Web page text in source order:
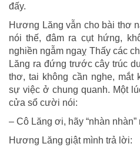
đấy.
Hương Lăng vẫn cho bài thơ
nói thế, đâm ra cụt hứng,
nghiền ngẫm ngaỵ Thấy các
Lăng ra đứng trước cây trúc
thơ, tai không cần nghe, mắt
sự việc ở chung quanh. Một
cửa sổ cười nói:
– Cô Lăng ơi, hãy “nhàn nhàn”
Hương Lăng giật mình trả lời: